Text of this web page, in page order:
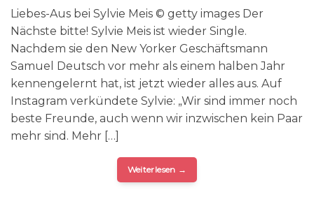
Liebes-Aus bei Sylvie Meis © getty images Der
Nächste bitte! Sylvie Meis ist wieder Single.
Nachdem sie den New Yorker Geschäftsmann
Samuel Deutsch vor mehr als einem halben Jahr
kennengelernt hat, ist jetzt wieder alles aus. Auf
Instagram verkündete Sylvie: „Wir sind immer noch
beste Freunde, auch wenn wir inzwischen kein Paar
mehr sind. Mehr […]
Weiterlesen →